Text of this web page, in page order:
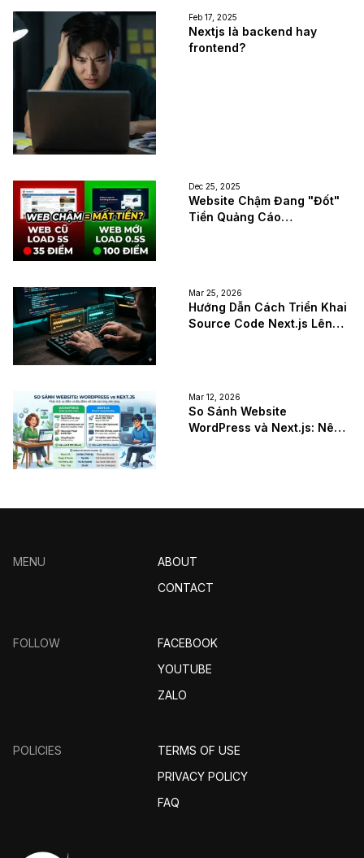
Feb 17, 2025
Nextjs là backend hay
frontend?
Dec 25, 2025
Website Chậm Đang "Đốt"
Tiền Quảng Cáo
Mar 25, 2026
Hướng Dẫn Cách Triển Khai
Source Code Next.js Lên
Mar 12, 2026
So Sánh Website
WordPress và Next.js: Nên
MENU
ABOUT
CONTACT
FOLLOW
FACEBOOK
YOUTUBE
ZALO
POLICIES
TERMS OF USE
PRIVACY POLICY
FAQ